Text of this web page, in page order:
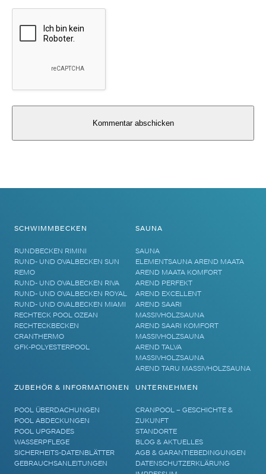
SCHWIMMBECKEN
RUNDBECKEN RIMINI
RUND- UND OVALBECKEN SUN
REMO
RUND- UND OVALBECKEN RIVA
RUND- UND OVALBECKEN ROYAL
RUND- UND OVALBECKEN MIAMI
RECHTECK POOL OZEAN
RECHTECKBECKEN
CRANTHERMO
GFK-POLYESTERPOOL
SAUNA
SAUNA
ELEMENTSAUNA AREND MAATA
AREND MAATA KOMFORT
AREND PERFEKT
AREND EXCELLENT
AREND SAARI
MASSIVHOLZSAUNA
AREND SAARI KOMFORT
MASSIVHOLZSAUNA
AREND TALVA
MASSIVHOLZSAUNA
AREND TARU MASSIVHOLZSAUNA
ZUBEHÖR & INFORMATIONEN
POOL ÜBERDACHUNGEN
POOL ABDECKUNGEN
POOL UPGRADES
WASSERPFLEGE
SICHERHEITS-DATENBLÄTTER
GEBRAUCHSANLEITUNGEN
UNTERNEHMEN
CRANPOOL – GESCHICHTE &
ZUKUNFT
STANDORTE
BLOG & AKTUELLES
AGB & GARANTIEBEDINGUNGEN
DATENSCHUTZERKLÄRUNG